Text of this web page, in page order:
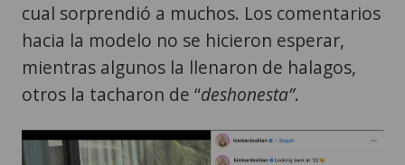
cual sorprendió a muchos. Los comentarios
hacia la modelo no se hicieron esperar,
mientras algunos la llenaron de halagos,
otros la tacharon de “deshonesta”.